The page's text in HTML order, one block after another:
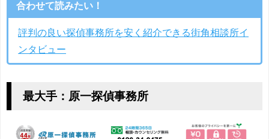
合わせて読みたい！
評判の良い探偵事務所を安く紹介できる街角相談所イ
ンタビュー
最大手：原一探偵事務所